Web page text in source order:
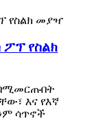
ፖፕ የስልክ
እና የእኛ
ሳጥኖች